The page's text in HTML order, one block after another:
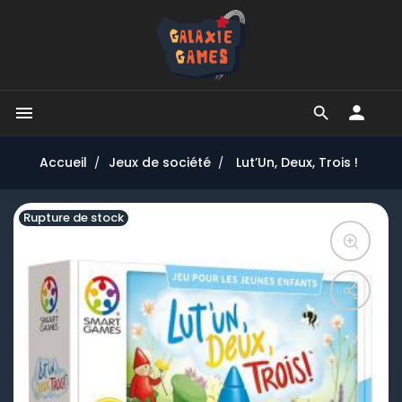


Accueil Jeux de société Lut’Un, Deux, Trois !
Rupture de stock